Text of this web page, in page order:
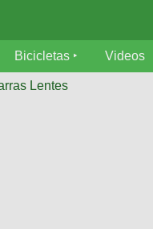
Bicicletas Videos
Lentes